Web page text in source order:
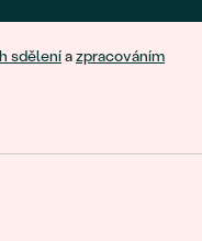
sděleníazpracováním